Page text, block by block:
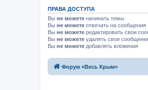
ПРАВА ДОСТУПА
Вы не можете начинать темы
Вы не можете отвечать на сообщения
Вы не можете редактировать свои
Вы не можете удалять свои
Вы не можете добавлять вложения
Форум «Весь Крым»